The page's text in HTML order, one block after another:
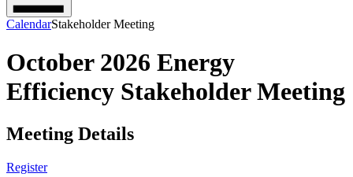
CalendarStakeholder Meeting
October 2026 Energy
Efficiency Stakeholder Meeting
Meeting Details​​​​‌ ‍ ​‍​‍‌‍ ‌ ​‍‌‍‍‌‌‍‌ ‌‍‍‌‌‍ ‍​‍​‍​ ‍‍​‍​‍‌ ​ ‌‍​‌‌‍ ‍‌‍‍‌‌ ‌​‌ ‍‌​‍ ‍‌‍‍‌‌‍ ​‍​‍​‍ ​​‍​‍‌‍‍​‌ ​‍‌‍‌‌‌‍‌‍​‍​‍​ ‍‍​‍​‍‌‍‍​‌ ‌​‌ ‌​‌ ​​​ ‍‍​‍ ​‍ ‌‍ ​‌‍ ‌‍​ ‌‍​‌‌‍ ​‌‍‍​‌‍ ‌ ​ ‌ ‌​​ ‍‍​ ​ ​ ​ ​ ​ ​ ​ ​‍ ‌‍‍‌‌‍ ‍‌ ‌​‌‍‌‌‌‍ ‍‌ ‌​​‍ ‌‍‌‌‌‍‌​‌‍‍‌‌ ‌​​‍ ‌‍ ‌‌‍ ‌‍‌​‌‍‌‌​ ‌‌ ​​‌ ​‍‌‍‌‌‌ ​ ‌‍‌‌‌‍ ‍‌ ‌​‌‍​‌‌ ‌​‌‍‍‌‌‍ ‌‍ ‍​ ‍ ‌‍‍‌‌‍‌​​ ‌​ ‌ ​ ‌‌​ ‌‌‌‍​ ​ ​ ​ ‌ ​ ‍​​ ‌​​‍ ‌‌‍​ ​ ‍​​ ‌​‌‍‌‍​‍ ‌​ ‌​‌‍‌‍​ ​‌‌‍‌​​‍ ‌​ ‍​​ ‌‌‌‍​‌‌‍​ ​‍ ‌‌‍‌​​ ‍​​ ​​‌‍​‌‌‍‌‌​ ‍‌​ ‌‌​ ​​​ ​‌‌‍​ ​ ​​‌‍​ ​ ‍ ‌ ‌​‌ ‍‌‌ ​​‌‍‌‌​ ‌‌‍‌‌‌ ‌‍‌‍‌‌‌‍ ‍‌ ‌​​ ‍ ‌ ​​‌‍​‌‌ ‌​‌‍‍​​ ‌‌ ​ ‌‍‌‌‌‍​ ‌ ‌​‌‍‍‌‌‍ ‌‍ ‍‌ ​ ​‍‌‌​ ‌‌‌​​‍‌‌ ‌‍‍ ‌‍‌‌‌ ‍‌​‍‌‌​ ​ ‌​‌​​‍‌‌​ ​ ‌​‌​​‍‌‌​ ​‍​ ​‍​ ‌ ‌‍​‌‌‍​ ‌‍​‌​ ‌‍​ ​ ​ ​​‌‍​‌​ ​​​ ‌ ​ ‌‍​ ‌​​‍‌‌​ ​‍​ ​‍​‍‌‌​ ‌‌‌​‌​​‍ ‍‌‍‍​‌‍‌‌‌‍​‌‌‍‌​‌‍‍‌‌‍ ‍‌‍‌ ​ ‌‍​‍‌‍​‌‌ ​ ‌‍‌‌‌‌‌‌‌ ​‍‌‍ ​​ ‌‌‍‍​‌ ‌​‌ ‌​‌ ​​​‍‌‌​ ​ ‌​​‌​‍‌‌​ ​‍‌​‌‍​‍‌‌​ ​‍‌​‌‍‌‍ ​‌‍ ‌‍​ ‌‍​‌‌‍ ​‌‍‍​‌‍ ‌ ​ ‌ ‌​​‍‌‌​ ​ ‌​​‌​ ​ ​ ​ ​ ​ ​ ​ ​‍‌‍‌‍‍‌‌‍‌​​ ‌​ ‌ ​ ‌‌​ ‌‌‌‍​ ​ ​ ​ ‌ ​ ‍​​ ‌​​‍ ‌‌‍​ ​ ‍​​ ‌​‌‍‌‍​‍ ‌​ ‌​‌‍‌‍​ ​‌‌‍‌​​‍ ‌​ ‍​​ ‌‌‌‍​‌‌‍​ ​‍ ‌‌‍‌​​ ‍​​ ​​‌‍​‌‌‍‌‌​ ‍‌​ ‌‌​ ​​​ ​‌‌‍​ ​ ​​‌‍​ ​‍‌‍‌ ‌​‌ ‍‌‌ ​​‌‍‌‌​ ‌‌‍‌‌‌ ‌‍‌‍‌‌‌‍ ‍‌ ‌​​‍‌‍‌ ​​‌‍​‌‌ ‌​‌‍‍​​ ‌‌ ​ ‌‍‌‌‌‍​ ‌ ‌​‌‍‍‌‌‍ ‌‍ ‍‌ ​ ​‍‌‌​ ‌‌‌​​‍‌‌ ‌‍‍ ‌‍‌‌‌ ‍‌​‍‌‌​ ​ ‌​‌​​‍‌‌​ ​ ‌​‌​​‍‌‌​ ​‍​ ​‍​ ‌ ‌‍​‌‌‍​ ‌‍​‌​ ‌‍​ ​ ​ ​​‌‍​‌​ ​​​ ‌ ​ ‌‍​ ‌​​‍‌‌​ ​‍​ ​‍​‍‌‌​ ‌‌‌​‌​​‍ ‍‌‍‍​‌‍‌‌‌‍​‌‌‍‌​‌‍‍‌‌‍ ‍‌‍‌ ​‍‌‍‌ ​​‌‍‌‌‌ ​‍‌ ​ ‌ ​​‌‍‌‌‌‍​ ‌ ‌​‌‍‍‌‌ ‌‍‌‍‌‌​ ‌‌ ​​‌ ‌‌‌‍​‍‌‍ ​‌‍‍‌‌ ​ ‌‍‍​‌‍‌‌‌‍‌​​‍​‍‌ ‌
Register​​​​‌ ‍ ​‍​‍‌‍ ‌ ​‍‌‍‍‌‌‍‌ ‌‍‍‌‌‍ ‍​‍​‍​ ‍‍​‍​‍‌ ​ ‌‍​‌‌‍ ‍‌‍‍‌‌ ‌​‌ ‍‌​‍ ‍‌‍‍‌‌‍ ​‍​‍​‍ ​​‍​‍‌‍‍​‌ ​‍‌‍‌‌‌‍‌‍​‍​‍​ ‍‍​‍​‍‌‍‍​‌ ‌​‌ ‌​‌ ​​​ ‍‍​‍ ​‍ ‌‍ ​‌‍ ‌‍​ ‌‍​‌‌‍ ​‌‍‍​‌‍ ‌ ​ ‌ ‌​​ ‍‍​ ​ ​ ​ ​ ​ ​ ​ ​‍ ‌‍‍‌‌‍ ‍‌ ‌​‌‍‌‌‌‍ ‍‌ ‌​​‍ ‌‍‌‌‌‍‌​‌‍‍‌‌ ‌​​‍ ‌‍ ‌‌‍ ‌‍‌​‌‍‌‌​ ‌‌ ​​‌ ​‍‌‍‌‌‌ ​ ‌‍‌‌‌‍ ‍‌ ‌​‌‍​‌‌ ‌​‌‍‍‌‌‍ ‌‍ ‍​ ‍ ‌‍‍‌‌‍‌​​ ‌​ ‌ ​ ‌‌​ ‌‌‌‍​ ​ ​ ​ ‌ ​ ‍​​ ‌​​‍ ‌‌‍​ ​ ‍​​ ‌​‌‍‌‍​‍ ‌​ ‌​‌‍‌‍​ ​‌‌‍‌​​‍ ‌​ ‍​​ ‌‌‌‍​‌‌‍​ ​‍ ‌‌‍‌​​ ‍​​ ​​‌‍​‌‌‍‌‌​ ‍‌​ ‌‌​ ​​​ ​‌‌‍​ ​ ​​‌‍​ ​ ‍ ‌ ‌​‌ ‍‌‌ ​​‌‍‌‌​ ‌‌‍‌‌‌ ‌‍‌‍‌‌‌‍ ‍‌ ‌​​ ‍ ‌ ​​‌‍​‌‌ ‌​‌‍‍​​ ‌‌ ​ ‌‍‌‌‌‍​ ‌ ‌​‌‍‍‌‌‍ ‌‍ ‍‌ ​ ​‍‌‌​ ‌‌‌​​‍‌‌ ‌‍‍ ‌‍‌‌‌ ‍‌​‍‌‌​ ​ ‌​‌​​‍‌‌​ ​ ‌​‌​​‍‌‌​ ​‍​ ​‍​ ‌ ‌‍​‌‌‍​ ‌‍​‌​ ‌‍​ ​ ​ ​​‌‍​‌​ ​​​ ‌ ​ ‌‍​ ‌​​‍‌‌​ ​‍​ ​‍​‍‌‌​ ‌‌‌​‌​​‍ ‍‌‍​ ‌‍ ‌‍ ‍‌ ‌​‌‍‌‌‌‍ ‍‌ ‌​​‍‌‌​ ‌‌‌​​‍‌‌ ‌‍‍ ‌‍‌‌‌ ‍‌​‍‌‌​ ​ ‌​‌​​‍‌‌​ ​ ‌​‌​​‍‌‌​ ​‍​ ​‍‌‍‌​​ ‌ ​ ​‌‌‍‌​​ ‍​​ ​‍​ ​‍​ ‌​​ ​‌‌‍​‍​ ​‍​ ​​​‍‌‌​ ​‍​ ​‍​‍‌‌​ ‌‌‌​‌​​‍ ‍‌ ‌​‌‍‌‌‌ ‍​‌ ‌​​ ‌‍​‍‌‍​‌‌ ​ ‌‍‌‌‌‌‌‌‌ ​‍‌‍ ​​ ‌‌‍‍​‌ ‌​‌ ‌​‌ ​​​‍‌‌​ ​ ‌​​‌​‍‌‌​ ​‍‌​‌‍​‍‌‌​ ​‍‌​‌‍‌‍ ​‌‍ ‌‍​ ‌‍​‌‌‍ ​‌‍‍​‌‍ ‌ ​ ‌ ‌​​‍‌‌​ ​ ‌​​‌​ ​ ​ ​ ​ ​ ​ ​ ​‍‌‍‌‍‍‌‌‍‌​​ ‌​ ‌ ​ ‌‌​ ‌‌‌‍​ ​ ​ ​ ‌ ​ ‍​​ ‌​​‍ ‌‌‍​ ​ ‍​​ ‌​‌‍‌‍​‍ ‌​ ‌​‌‍‌‍​ ​‌‌‍‌​​‍ ‌​ ‍​​ ‌‌‌‍​‌‌‍​ ​‍ ‌‌‍‌​​ ‍​​ ​​‌‍​‌‌‍‌‌​ ‍‌​ ‌‌​ ​​​ ​‌‌‍​ ​ ​​‌‍​ ​‍‌‍‌ ‌​‌ ‍‌‌ ​​‌‍‌‌​ ‌‌‍‌‌‌ ‌‍‌‍‌‌‌‍ ‍‌ ‌​​‍‌‍‌ ​​‌‍​‌‌ ‌​‌‍‍​​ ‌‌ ​ ‌‍‌‌‌‍​ ‌ ‌​‌‍‍‌‌‍ ‌‍ ‍‌ ​ ​‍‌‌​ ‌‌‌​​‍‌‌ ‌‍‍ ‌‍‌‌‌ ‍‌​‍‌‌​ ​ ‌​‌​​‍‌‌​ ​ ‌​‌​​‍‌‌​ ​‍​ ​‍​ ‌ ‌‍​‌‌‍​ ‌‍​‌​ ‌‍​ ​ ​ ​​‌‍​‌​ ​​​ ‌ ​ ‌‍​ ‌​​‍‌‌​ ​‍​ ​‍​‍‌‌​ ‌‌‌​‌​​‍ ‍‌‍​ ‌‍ ‌‍ ‍‌ ‌​‌‍‌‌‌‍ ‍‌ ‌​​‍‌‌​ ‌‌‌​​‍‌‌ ‌‍‍ ‌‍‌‌‌ ‍‌​‍‌‌​ ​ ‌​‌​​‍‌‌​ ​ ‌​‌​​‍‌‌​ ​‍​ ​‍‌‍‌​​ ‌ ​ ​‌‌‍‌​​ ‍​​ ​‍​ ​‍​ ‌​​ ​‌‌‍​‍​ ​‍​ ​​​‍‌‌​ ​‍​ ​‍​‍‌‌​ ‌‌‌​‌​​‍ ‍‌ ‌​‌‍‌‌‌ ‍​‌ ‌​​‍‌‍‌ ​​‌‍‌‌‌ ​‍‌ ​ ‌ ​​‌‍‌‌‌‍​ ‌ ‌​‌‍‍‌‌ ‌‍‌‍‌‌​ ‌‌ ​​‌ ‌‌‌‍​‍‌‍ ​‌‍‍‌‌ ​ ‌‍‍​‌‍‌‌‌‍‌​​‍​‍‌ ‌